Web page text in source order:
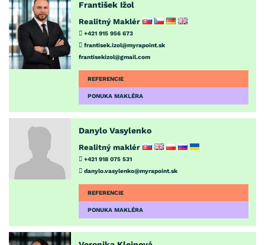
František Ižol
Realitný Maklér
+421 915 956 673
frantisek.izol@myrapoint.sk
frantisekizol@gmail.com
REFERENCIE
PONUKA MAKLÉRA
Danylo Vasylenko
Realitný maklér
+421 918 075 531
danylo.vasylenko@myrapoint.sk
REFERENCIE
PONUKA MAKLÉRA